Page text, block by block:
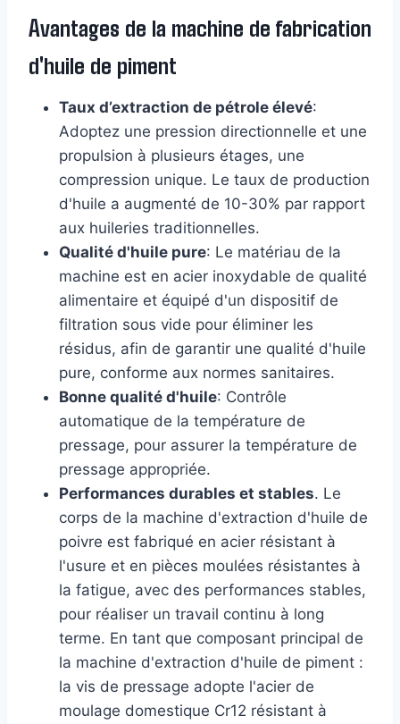
Avantages de la machine de fabrication
d'huile de piment
Taux d’extraction de pétrole élevé:
Adoptez une pression directionnelle et une
propulsion à plusieurs étages, une
compression unique. Le taux de production
d'huile a augmenté de 10-30% par rapport
aux huileries traditionnelles.
Qualité d'huile pure: Le matériau de la
machine est en acier inoxydable de qualité
alimentaire et équipé d'un dispositif de
filtration sous vide pour éliminer les
résidus, afin de garantir une qualité d'huile
pure, conforme aux normes sanitaires.
Bonne qualité d'huile: Contrôle
automatique de la température de
pressage, pour assurer la température de
pressage appropriée.
Performances durables et stables. Le
corps de la machine d'extraction d'huile de
poivre est fabriqué en acier résistant à
l'usure et en pièces moulées résistantes à
la fatigue, avec des performances stables,
pour réaliser un travail continu à long
terme. En tant que composant principal de
la machine d'extraction d'huile de piment :
la vis de pressage adopte l'acier de
moulage domestique Cr12 résistant à